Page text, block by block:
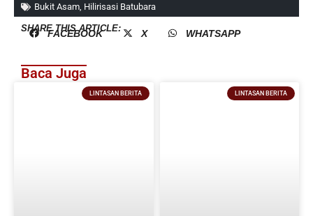
Bukit Asam, Hilirisasi Batubara
SHARE THIS ARTICLE:
FACEBOOK X WHATSAPP
Baca Juga
LINTASAN BERITA LINTASAN BERITA